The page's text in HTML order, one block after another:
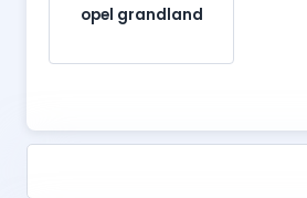
opel grandland